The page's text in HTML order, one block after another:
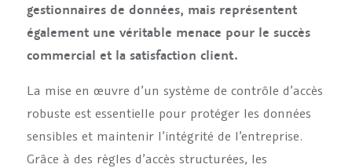
gestionnaires de données, mais représentent
également une véritable menace pour le succès
commercial et la satisfaction client.
La mise en œuvre d’un système de contrôle d’accès
robuste est essentielle pour protéger les données
sensibles et maintenir l’intégrité de l’entreprise.
Grâce à des règles d’accès structurées, les